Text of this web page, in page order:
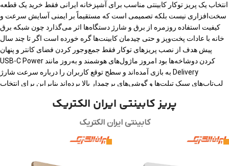
انتخاب یک پریز توکار کابینتی مناسب برای آشپزخانه ایرانی فقط خرید یک قطعه
سخت‌افزاری نیست بلکه تصمیمی است که مستقیماً بر ایمنی آسایش سرعت و
کیفیت استفاده روزمره از برق و شارژ دستگاه‌ها اثر می‌گذارد چون شبکه برق
خانه با عادات پخت‌وپز و حتی چیدمان کابینت‌ها گره خورده است اگر تا چند سال
پیش هدف از نصب پریزهای توکار فقط جمع‌وجور کردن فضای کانتر و پنهان
کردن دوشاخه‌ها بود امروز ماژول‌های هوشمند و به‌روز مانند USB-C Power
Delivery به بازی آمده‌اند و سطح توقع کاربران را درباره سرعت شارژ
لپ‌تاپ‌های سبک تبلت‌ها و گوشی‌های پرچمدار بالا برده‌اند بنابراین برای انتخاب
خروجی نوع کانکتور کیفیت ماژول و سازگاری الکتریکی دوم لایه معماری و
اجرایی شامل جانمایی برش صفحه کابینت آب‌بندی و ایمنی در برابر رطوبت و
سوم لایه تجربه کاربری شامل دسترسی آسان زیبایی‌شناسی دوام و سهولت
نظافت وقتی این سه لایه را در کنار هم بگذاریم تازه می‌توانیم بگوییم کدام پریز
پریز کابینتی ایران الکتریک
کابینتی ایران الکتریک